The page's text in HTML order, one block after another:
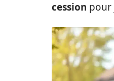
cession pour